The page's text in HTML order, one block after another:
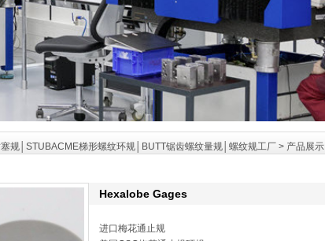
规│STUBACME梯形螺纹环规│BUTT锯齿螺纹量规│螺纹规工厂 > 产品展示
Hexalobe Gages
进口梅花通止规